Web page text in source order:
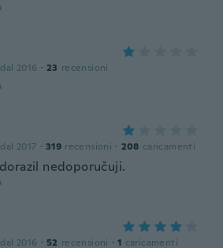
2016 · 23 recensioni
2017 · 319 recensioni · 208 caricamenti
nedoporučuji.
2016 · 52 recensioni · 1 caricamenti